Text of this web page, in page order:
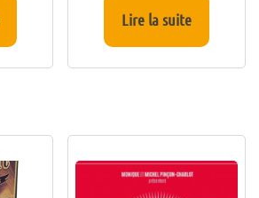
Lire la suite